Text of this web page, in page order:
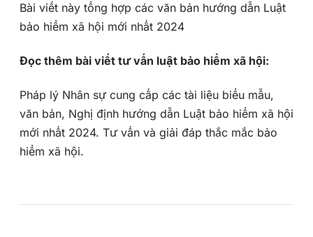
Bài viết này tổng hợp các văn bản hướng dẫn Luật
bảo hiểm xã hội mới nhất 2024
Đọc thêm bài viết tư vấn luật bảo hiểm xã hội:
Pháp lý Nhân sự cung cấp các tài liệu biểu mẫu,
văn bản, Nghị định hướng dẫn Luật bảo hiểm xã hội
mới nhất 2024. Tư vấn và giải đáp thắc mắc bảo
hiểm xã hội.